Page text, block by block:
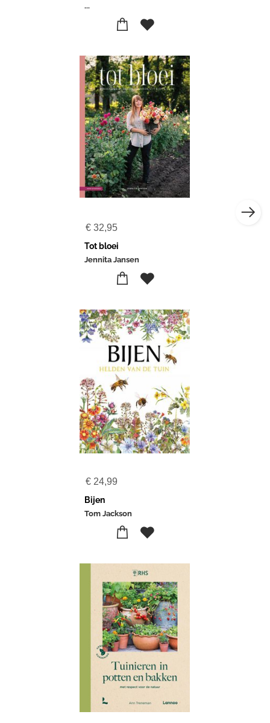
...
€ 32,95
Tot bloei
Jennita Jansen
€ 24,99
Bijen
Tom Jackson